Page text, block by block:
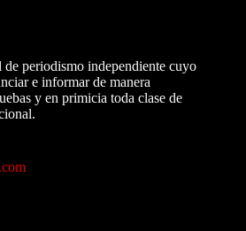
de periodismo independiente cuyo
e informar de manera
y en primicia toda clase de